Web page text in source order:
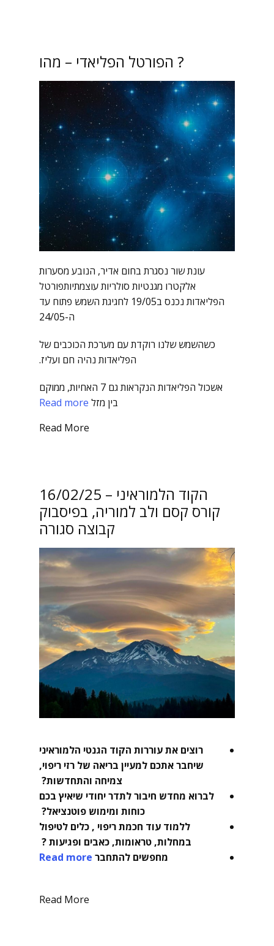
הפורטל הפליאדי – מהו ?
עונת שור נסגרת בחום אדיר, הנובע מסערות
אלקטרו מגנטיות סולריות עוצמתיותפורטל
הפליאדות נכנס ב19/05 לחגיגת השמש פתוח עד
ה-24/05
כשהשמש שלנו רוקדת עם מערכת הכוכבים של
הפליאדות נהיה חם ועליז.
אשכול הפליאדות הנקראות גם 7 האחיות, ממוקם
בין מזל Read more
Read More
16/02/25 הקוד הלמוראיני –
קורס קסם ולב למוריה, בפיסבוק
קבוצה סגורה
רוצים את עוררות הקוד הגנטי הלמוראיני
שיחבר אתכם למעיין בריאה של רזי ריפוי,
צמיחה והתחדשות?
לברוא מחדש חיבור לתדר יחודי שיאיץ בכם
כוחות ומימוש פוטנציאל?
ללמוד עוד חכמת ריפוי , כלים לטיפול
במחלות, טראומות, כאבים ופגיעות ?
מחפשים להתחבר Read more
Read More